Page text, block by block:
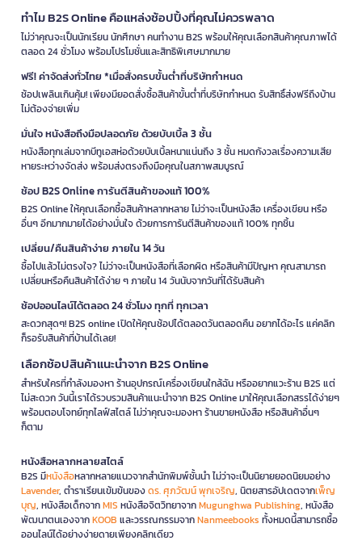
ทำไม B2S Online คือแหล่งช้อปปิ้งที่คุณไม่ควรพลาด
ไม่ว่าคุณจะเป็นนักเรียน นักศึกษา คนทำงาน B2S พร้อมให้คุณเลือกสินค้าคุณภาพได้
ตลอด 24 ชั่วโมง พร้อมโปรโมชั่นและสิทธิพิเศษมากมาย
ฟรี! ค่าจัดส่งทั่วไทย *เมื่อสั่งครบขั้นต่ำที่บริษัทกำหนด
ช้อปเพลินเกินคุ้ม! เพียงมียอดสั่งซื้อสินค้าขั้นต่ำที่บริษัทกำหนด รับสิทธิ์ส่งฟรีถึงบ้าน
ไม่ต้องจ่ายเพิ่ม
มั่นใจ หนังสือถึงมือปลอดภัย ด้วยบับเบิ้ล 3 ชั้น
หนังสือทุกเล่มจากบีทูเอสห่อด้วยบับเบิ้ลหนาแน่นถึง 3 ชั้น หมดกังวลเรื่องความเสีย
หายระหว่างจัดส่ง พร้อมส่งตรงถึงมือคุณในสภาพสมบูรณ์
ช้อป B2S Online การันตีสินค้าของแท้ 100%
B2S Online ให้คุณเลือกซื้อสินค้าหลากหลาย ไม่ว่าจะเป็นหนังสือ เครื่องเขียน หรือ
อื่นๆ อีกมากมายได้อย่างมั่นใจ ด้วยการการันตีสินค้าของแท้ 100% ทุกชิ้น
เปลี่ยน/คืนสินค้าง่าย ภายใน 14 วัน
ซื้อไปแล้วไม่ตรงใจ? ไม่ว่าจะเป็นหนังสือที่เลือกผิด หรือสินค้ามีปัญหา คุณสามารถ
เปลี่ยนหรือคืนสินค้าได้ง่าย ๆ ภายใน 14 วันนับจากวันที่ได้รับสินค้า
ช้อปออนไลน์ได้ตลอด 24 ชั่วโมง ทุกที่ ทุกเวลา
สะดวกสุดๆ! B2S online เปิดให้คุณช้อปได้ตลอดวันตลอดคืน อยากได้อะไร แค่คลิก
ก็รอรับสินค้าที่บ้านได้เลย!
เลือกช้อปสินค้าแนะนำจาก B2S Online
สำหรับใครที่กำลังมองหา ร้านอุปกรณ์เครื่องเขียนใกล้ฉัน หรืออยากแวะร้าน B2S แต่
ไม่สะดวก วันนี้เราได้รวบรวมสินค้าแนะนำจาก B2S Online มาให้คุณเลือกสรรได้ง่ายๆ
พร้อมตอบโจทย์ทุกไลฟ์สไตล์ ไม่ว่าคุณจะมองหา ร้านขายหนังสือ หรือสินค้าอื่นๆ
ก็ตาม
หนังสือหลากหลายสไตล์
B2S มีหนังสือหลากหลายแนวจากสำนักพิมพ์ชั้นนำ ไม่ว่าจะเป็นนิยายยอดนิยมอย่าง
Lavender, ตำราเรียนเข้มข้นของดร. ศุภวัฒน์ พุกเจริญ, นิตยสารอัปเดตจากเพ็ญ
บุญ, หนังสือเด็กจากMIS หนังสือจิตวิทยาจากMugunghwa Publishing, หนังสือ
พัฒนาตนเองจากKOOB และวรรณกรรมจากNanmeebooks ทั้งหมดนี้สามารถซื้อ
ออนไลน์ได้อย่างง่ายดายเพียงคลิกเดียว